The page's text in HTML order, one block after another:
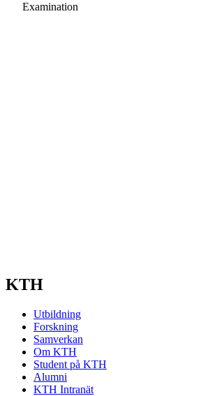
Examination
KTH
Utbildning
Forskning
Samverkan
Om KTH
Student på KTH
Alumni
KTH Intranät